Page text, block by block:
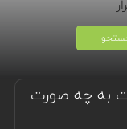
به چه صورت